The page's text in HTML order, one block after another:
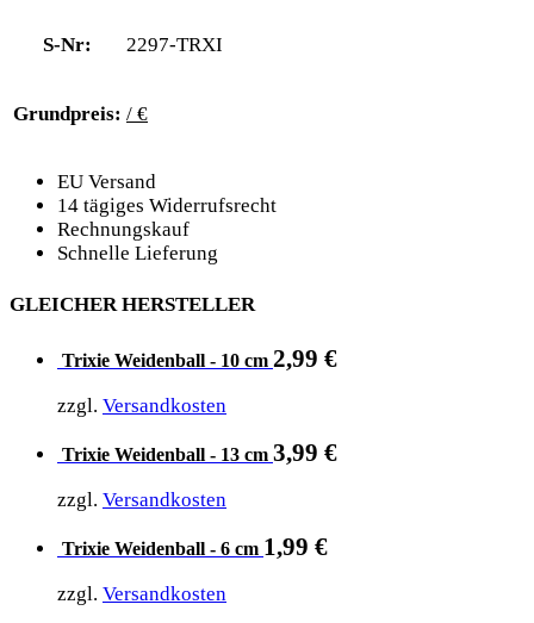
S-Nr: 2297-TRXI
Grundpreis: / €
EU Versand
14 tägiges Widerrufsrecht
Rechnungskauf
Schnelle Lieferung
GLEICHER HERSTELLER
Trixie Weidenball - 10 cm 2,99 €
zzgl. Versandkosten
Trixie Weidenball - 13 cm 3,99 €
zzgl. Versandkosten
Trixie Weidenball - 6 cm 1,99 €
zzgl. Versandkosten